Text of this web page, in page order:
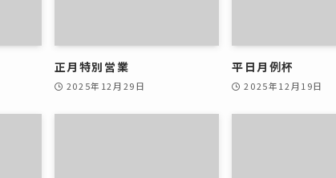
正月特別営業
2025年12月29日
平日月例杯
2025年12月19日